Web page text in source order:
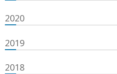
2020
2019
2018